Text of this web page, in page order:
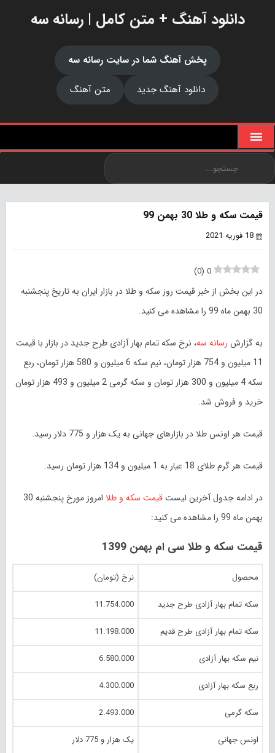
دانلود آهنگ + متن کامل | رسانه سه
پخش آهنگ شما در سایت رسانه سه
دانلود آهنگ جدید
متن آهنگ
قیمت سکه و طلا 30 بهمن 99
18 فوریه 2021
0
(
0
)
در این بخش از خبر قیمت روز سکه و طلا در بازار ایران به تاریخ پنجشنبه
30 بهمن ماه 99 را مشاهده می کنید.
به گزارش رسانه سه، نرخ سکه تمام بهار آزادی طرح جدید در بازار با قیمت
11 میلیون و 754 هزار تومان، نیم سکه 6 میلیون و 580 هزار تومان، ربع
سکه 4 میلیون و 300 هزار تومان و سکه گرمی 2 میلیون و 493 هزار تومان
خرید و فروش شد.
قیمت هر اونس طلا در بازارهای جهانی به یک هزار و 775 دلار رسید.
قیمت هر گرم طلای 18 عیار به 1 میلیون و 134 هزار تومان رسید.
در ادامه جدول آخرین لیستقیمت سکه و طلا
امروز مورخ پنجشنبه 30
بهمن ماه 99 را مشاهده می کنید:
قیمت سکه و طلا سی ام بهمن 1399
محصول نرخ (تومان)
سکه تمام بهار آزادی طرح جدید 11.754.000
سکه تمام بهار آزادی طرح قدیم 11.198.000
نیم سکه بهار آزادی 6.580.000
ربع سکه بهار آزادی 4.300.000
سکه گرمی 2.493.000
اونس جهانی یک هزار و 775 دلار